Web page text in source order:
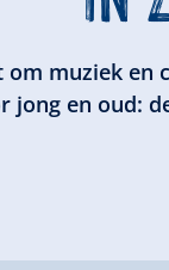
om muziek
jong en oud: